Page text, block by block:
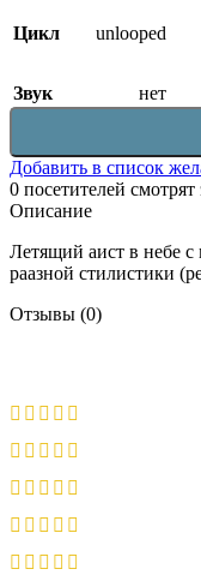
Цикл unlooped
Звук нет
Добавить в список
0 посетителей
Описание
Летящий аист в небе
раазной стилистики
Отзывы (0)